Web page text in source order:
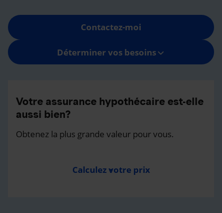
Contactez-moi
Déterminer vos besoins
Votre assurance hypothécaire est-elle
aussi bien?
Obtenez la plus grande valeur pour vous.
Calculez votre prix